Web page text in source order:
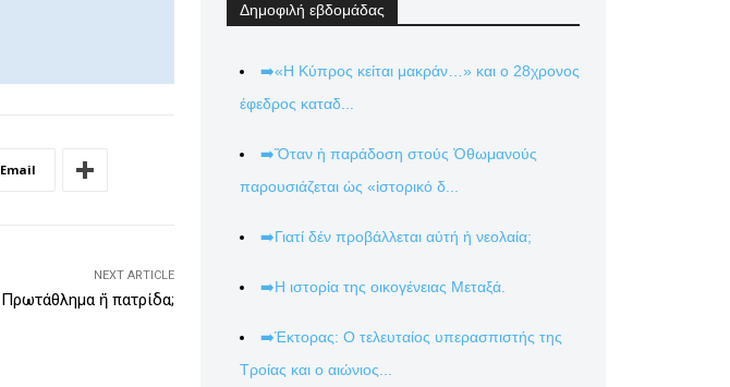
Email
NEXT ARTICLE
Πρωτάθλημα ἤ πατρίδα;
Δημοφιλή εβδομάδας
➡️«Η Κύπρος κείται μακράν…» και ο 28χρονος
έφεδρος καταδ...
➡️Ὅταν ἡ παράδοση στούς Ὀθωμανούς
παρουσιάζεται ὡς «ἱστορικό δ...
➡️Γιατί δέν προβάλλεται αὐτή ἡ νεολαία;
➡️Η ιστορία της οικογένειας Μεταξά.
➡️Έκτορας: Ο τελευταίος υπερασπιστής της
Τροίας και ο αιώνιος...